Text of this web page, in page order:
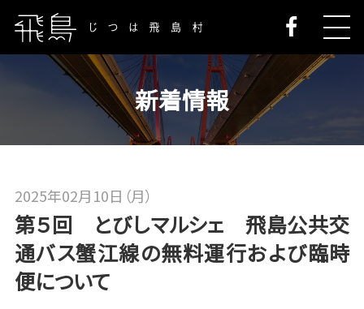
新着情報
第５回 とびしマルシェ 飛島公共交
通バス蟹江線の無料運行および臨時
便について
2025年02月10日（月）